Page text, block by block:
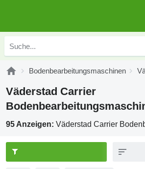
Bodenbearbeitungsmaschinen
Väderstad Carrier
95 Anzeigen: Väderstad Carrier